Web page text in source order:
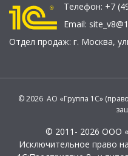
Телефон: +7
Email:
Отдел продаж: г. Москва,
© 2026 АО «Группа 1С»
© 2011- 2026 ООО
Исключительное право